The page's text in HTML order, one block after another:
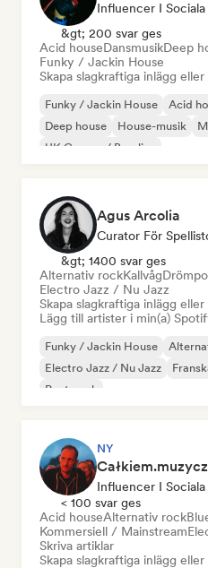
Influencer I
&gt; 200 svar ges
Acid houseDansmusikDeep
Funky / Jackin House
Skapa slagkraftiga inlägg
Funky / Jackin House Acid
Deep house
House-musik
UK Garage / Bassline
Agus Arcolia
&gt; 1400 svar ges
Alternativ rockKallvåg
Electro Jazz / Nu Jazz
Skapa slagkraftiga inlägg
Lägg till artister i min(a)
Funky / Jackin House
Electro Jazz / Nu Jazz
Post punk
NY
Influencer I
< 100 svar ges
Acid houseAlternativ rock
Kommersiell / Mainstream
Skriva artiklar
Skapa slagkraftiga inlägg